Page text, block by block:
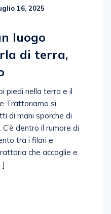
16, 2025
luogo
di terra,
piedi nella terra e il
Trattoriamo si
di mani sporche di
dentro il rumore di
tra i filari e
che accoglie e